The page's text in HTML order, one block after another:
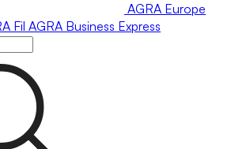
AGRA Europe
Fil AGRA Business Express